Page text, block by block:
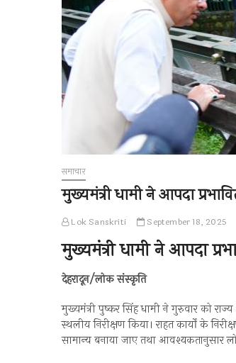
समाचार
मुख्यमंत्री धामी ने आपदा
Lok Sanskriti September 18, 2025
मुख्यमंत्री धामी ने आपदा
देहरादून/लोक संस्कृति
मुख्यमंत्री पुष्कर सिंह धामी ने गुरुवार को
स्थलीय निरीक्षण किया। राहत कार्यों के
सामान्य बनाया जाए तथा आवश्यकतानुसार